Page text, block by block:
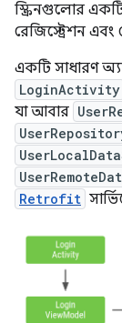
স্ক্রিনগুলোর
রেজিস্ট্রেশন
একটি সাধারণ
LoginActivity
যা আবার
Retrofit